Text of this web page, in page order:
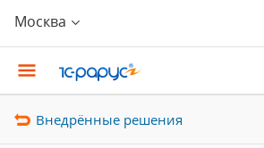
Москва
Внедрённые решения